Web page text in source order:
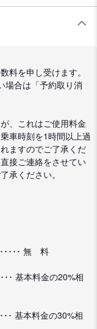
料を申し受けます。
場合は「予約取り消
、これはご使用料金
車時刻を1時間以上過
ますのでご了承くだ
接ご連絡をさせてい
承ください。
･････ 無 料
･･ 基本料金の20%相
･･ 基本料金の30%相